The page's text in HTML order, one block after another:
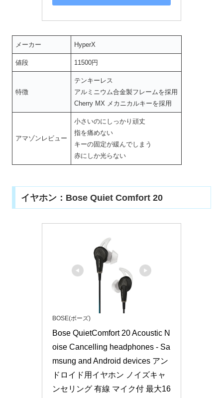
メーカー HyperX
値段 11500円
特徴
テンキーレス
アルミニウム合金製フレームを採用
Cherry MX メカニカルキーを採用
アマゾンレビュー
小さいのにしっかり頑丈
指を痛めない
キーの固定が緩んでしまう
赤にしか光らない
イヤホン：Bose Quiet Comfort 20
BOSE(ボーズ)
Bose QuietComfort 20 Acoustic N
oise Cancelling headphones - Sa
msung and Android devices アン
ドロイド用イヤホン ノイズキャ
ンセリング 有線 マイク付 最大16